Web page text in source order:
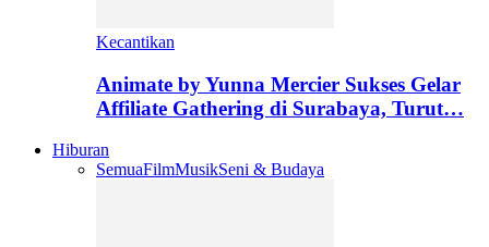
Kecantikan
Animate by Yunna Mercier Sukses Gelar
Affiliate Gathering di Surabaya, Turut…
Hiburan
SemuaFilmMusikSeni & Budaya